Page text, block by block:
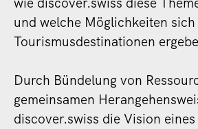
und welche Möglichkeiten
Tourismusdestinationen
Durch Bündelung von
gemeinsamen
discover.swiss die Vision